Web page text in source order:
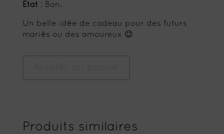
Etat : Bon.
Un belle idée de cadeau pour des futurs
mariés ou des amoureux 😉
Produits similaires